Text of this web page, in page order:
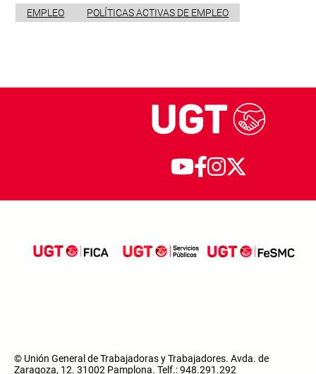
EMPLEO POLÍTICAS ACTIVAS DE EMPLEO
© Unión General de Trabajadoras y Trabajadores. Avda. de
Zaragoza, 12. 31002 Pamplona. Telf.: 948.291.292